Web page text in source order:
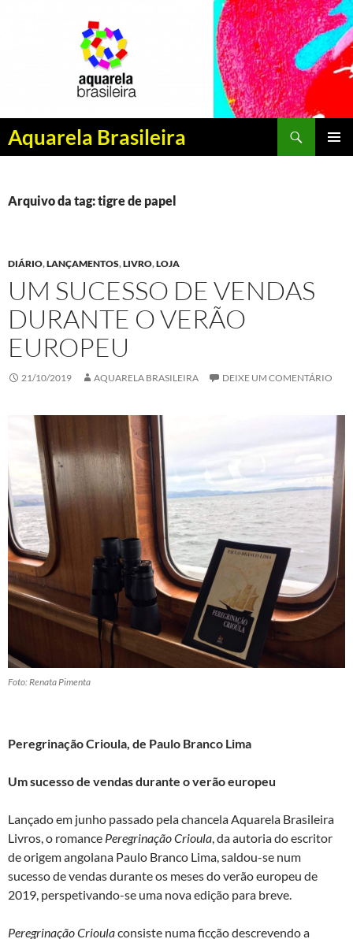
Aquarela Brasileira
Pesquisar
PULAR
CONTEÚDO
Arquivo da tag: tigre de papel
DIÁRIO,LANÇAMENTOS,LIVRO,LOJA
UM SUCESSO DE VENDAS
DURANTE O VERÃO
EUROPEU
21/10/2019 AQUARELA BRASILEIRA DEIXE UM COMENTÁRIO
Foto: Renata Pimenta
Peregrinação Crioula, de Paulo Branco Lima
Um sucesso de vendas durante o verão europeu
Lançado em junho passado pela chancela Aquarela Brasileira
Livros, o romance Peregrinação Crioula, da autoria do escritor
de origem angolana Paulo Branco Lima, saldou-se num
sucesso de vendas durante os meses do verão europeu de
2019, perspetivando-se uma nova edição para breve.
Peregrinação Crioulaconsiste numa ficção descrevendo a